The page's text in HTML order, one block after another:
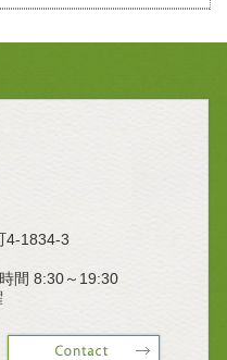
4-1834-3
間 8:30～19:30